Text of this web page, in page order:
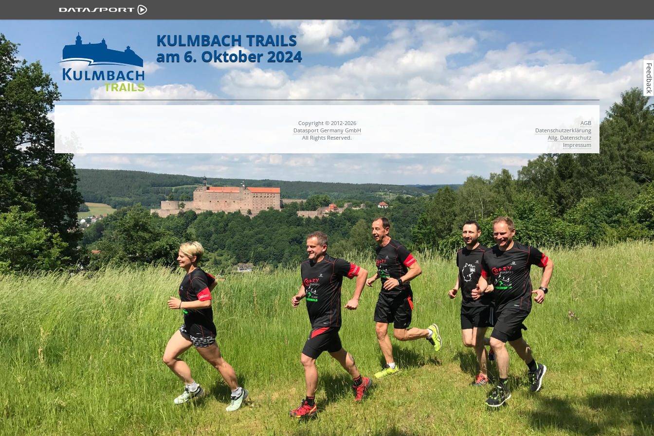
KULMBACH TRAILS
am 6. Oktober 2024
Copyright © 2012-2026
Datasport Germany GmbH
All Rights Reserved.
AGB
Datenschutzerklärung
Allg. Datenschutz
Impressum
Feedback